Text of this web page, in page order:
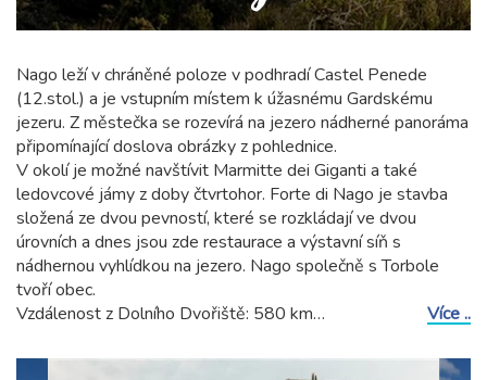
Nago leží v chráněné poloze v podhradí Castel Penede
(12.stol.) a je vstupním místem k úžasnému Gardskému
jezeru. Z městečka se rozevírá na jezero nádherné panoráma
připomínající doslova obrázky z pohlednice.
V okolí je možné navštívit Marmitte dei Giganti a také
ledovcové jámy z doby čtvrtohor. Forte di Nago je stavba
složená ze dvou pevností, které se rozkládají ve dvou
úrovních a dnes jsou zde restaurace a výstavní síň s
nádhernou vyhlídkou na jezero. Nago společně s Torbole
tvoří obec.
Vzdálenost z Dolního Dvořiště: 580 km
Více ..